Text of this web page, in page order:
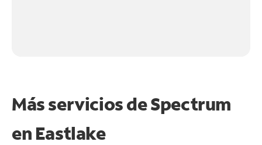
Más servicios de Spectrum
en Eastlake